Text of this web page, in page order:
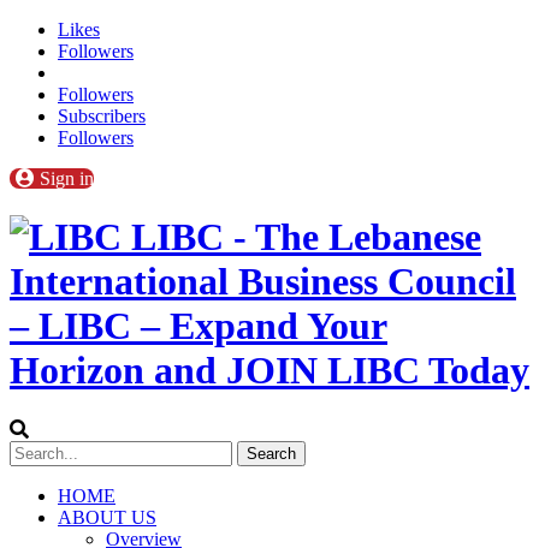
Likes
Followers
Followers
Subscribers
Followers
Sign in
LIBC - The Lebanese
International Business Council
– LIBC – Expand Your
Horizon and JOIN LIBC Today
HOME
ABOUT US
Overview